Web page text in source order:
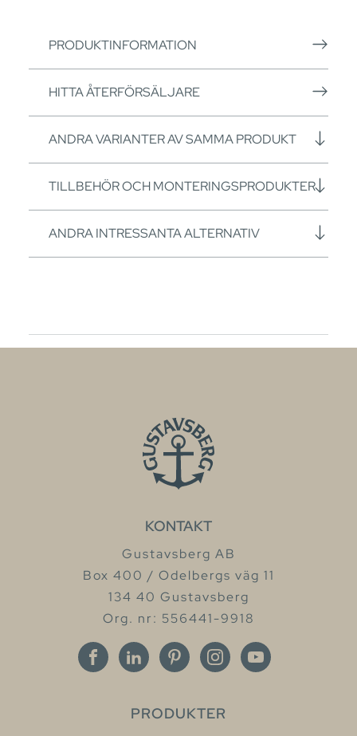
PRODUKTINFORMATION
HITTA ÅTERFÖRSÄLJARE
ANDRA VARIANTER AV SAMMA PRODUKT
TILLBEHÖR OCH MONTERINGSPRODUKTER
ANDRA INTRESSANTA ALTERNATIV
KONTAKT
Gustavsberg AB
Box 400 / Odelbergs väg 11
134 40 Gustavsberg
Org. nr: 556441-9918
PRODUKTER